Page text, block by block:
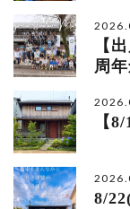
【
周
【
8/